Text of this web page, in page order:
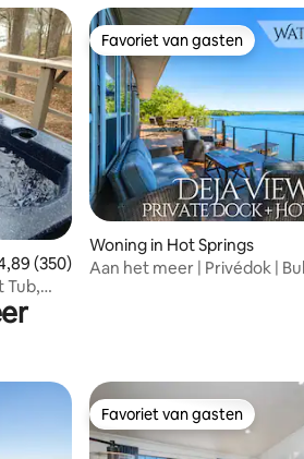
beoordeling van 4,89 op 5,
(350)
Tub,
Favoriet van gasten
Favoriet van gasten
Woning in Hot Springs
Aan het meer | Privédok |
Favoriet van gasten
Favoriet van gasten